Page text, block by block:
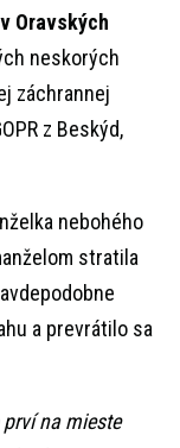
Oravských
neskorých
záchrannej
z Beskýd,
nebohého
stratila
a prevrátilo sa
na mieste